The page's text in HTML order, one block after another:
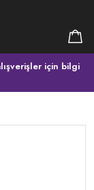
için bilgi